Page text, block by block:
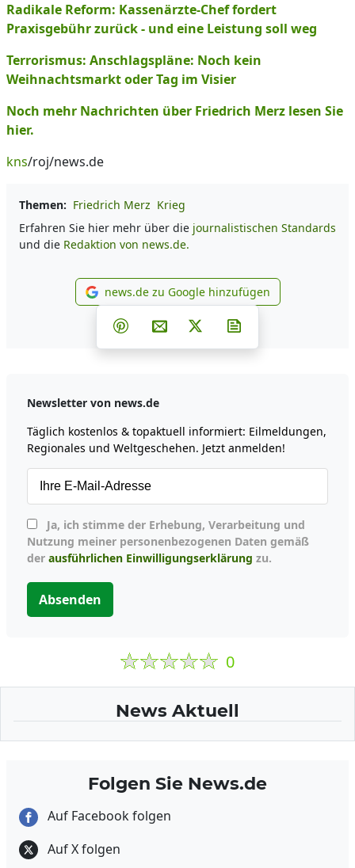
Radikale Reform: Kassenärzte-Chef fordert
Praxisgebühr zurück - und eine Leistung soll weg
Terrorismus: Anschlagspläne: Noch kein
Weihnachtsmarkt oder Tag im Visier
Noch mehr Nachrichten über Friedrich Merz lesen Sie
hier.
kns/roj/news.de
Themen: Friedrich Merz Krieg
Erfahren Sie hier mehr über die journalistischen Standards
und die Redaktion von news.de.
news.de zu Google
news.de zu Google hinzufügen
Teilen auf Facebook
Teilen auf Whatsapp
Teilen auf Telegram
Teilen auf Pinterest
Per E-Mail teilen
Post auf X
Newsletter von news.de
Täglich kostenlos & topaktuell informiert: Eilmeldungen,
Regionales und Weltgeschehen. Jetzt anmelden!
Nutzung meiner personenbezogenen Daten gemäß
der ausführlichen Einwilligungserklärung zu.
Absenden
0
News Aktuell
Folgen Sie News.de
Auf Facebook folgen
Auf X folgen